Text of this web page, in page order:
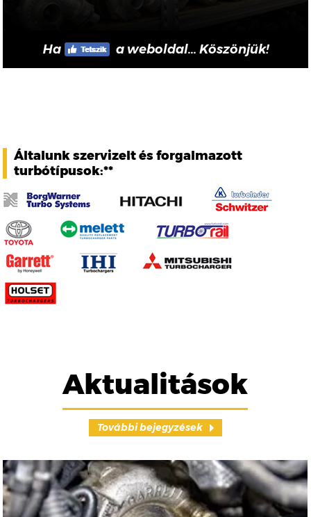
Ha a weboldal... Köszönjük!
Általunk szervizelt és forgalmazott
turbótípusok:**
Aktualitások
További bejegyzések